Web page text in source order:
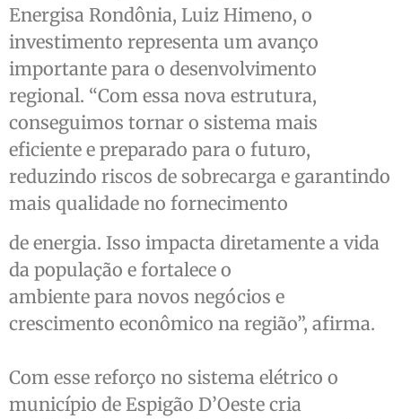
Energisa Rondônia, Luiz Himeno, o
investimento representa um avanço
importante para o desenvolvimento
regional. “Com essa nova estrutura,
conseguimos tornar o sistema mais
eficiente e preparado para o futuro,
reduzindo riscos de sobrecarga e garantindo
mais qualidade no fornecimento
de energia. Isso impacta diretamente a vida
da população e fortalece o
ambiente para novos negócios e
crescimento econômico na região”, afirma.
Com esse reforço no sistema elétrico o
município de Espigão D’Oeste cria